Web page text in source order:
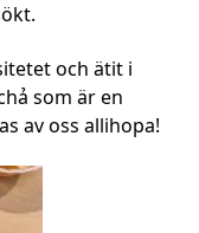
och ätit i
som är en
av oss allihopa!